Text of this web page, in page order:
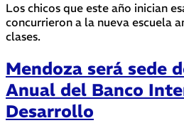
Los chicos que este año inician
concurrieron a la nueva escuela
clases.
Mendoza será sede
Anual del Banco
Desarrollo